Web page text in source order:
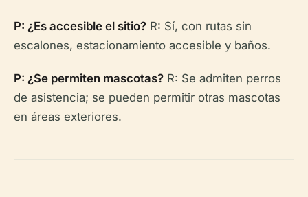
P: ¿Es accesible el sitio? R: Sí, con rutas sin
escalones, estacionamiento accesible y baños.
P: ¿Se permiten mascotas? R: Se admiten perros
de asistencia; se pueden permitir otras mascotas
en áreas exteriores.